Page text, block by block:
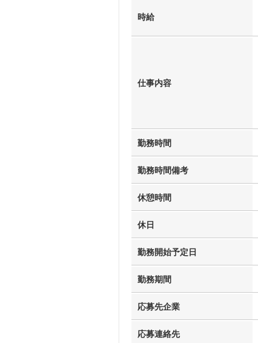
時給
仕事内容
勤務時間
勤務時間備考
休憩時間
休日
勤務開始予定日
勤務期間
応募先企業
応募連絡先